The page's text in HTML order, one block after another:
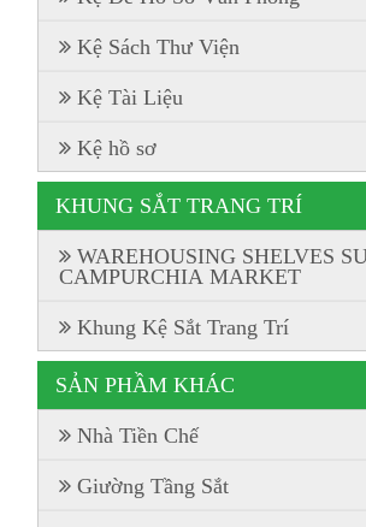
Kệ Sách Thư Viện
Kệ Tài Liệu
Kệ hồ sơ
KHUNG SẮT TRANG TRÍ
WAREHOUSING SHELVES
CAMPURCHIA MARKET
Khung Kệ Sắt Trang Trí
SẢN PHẦM KHÁC
Nhà Tiền Chế
Giường Tầng Sắt